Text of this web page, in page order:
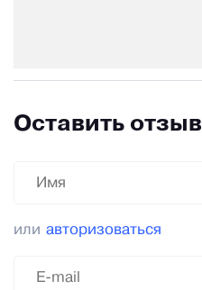
Оставить отзыв
или авторизоваться